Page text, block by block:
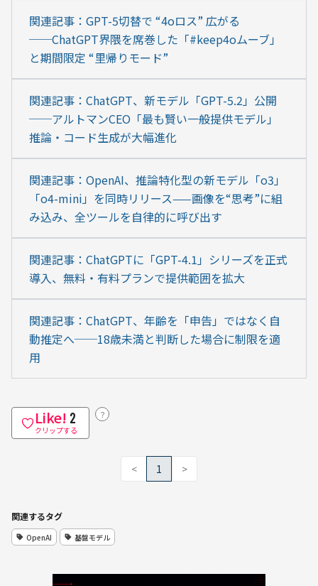
関連記事：GPT-5切替で “4oロス” 広がる
──ChatGPT界隈を席巻した「#keep4oムーブ」
と期間限定 “里帰りモード”
関連記事：ChatGPT、新モデル「GPT-5.2」公開
──アルトマンCEO「最も賢い一般提供モデル」
推論・コード生成が大幅進化
関連記事：OpenAI、推論特化型の新モデル「o3」
「o4-mini」を同時リリース——画像を“思考”に組
み込み、全ツールを自律的に呼び出す
関連記事：ChatGPTに「GPT-4.1」シリーズを正式
導入、無料・有料プランで提供範囲を拡大
関連記事：ChatGPT、年齢を「申告」ではなく自
動推定へ──18歳未満と判断した場合に制限を適
用
Like! 2
クリップする
？
< 1 >
関連するタグ
OpenAI 基盤モデル